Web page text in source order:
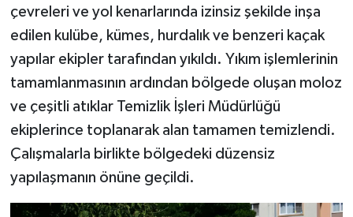
çevreleri ve yol kenarlarında izinsiz şekilde inşa
edilen kulübe, kümes, hurdalık ve benzeri kaçak
yapılar ekipler tarafından yıkıldı. Yıkım işlemlerinin
tamamlanmasının ardından bölgede oluşan moloz
ve çeşitli atıklar Temizlik İşleri Müdürlüğü
ekiplerince toplanarak alan tamamen temizlendi.
Çalışmalarla birlikte bölgedeki düzensiz
yapılaşmanın önüne geçildi.